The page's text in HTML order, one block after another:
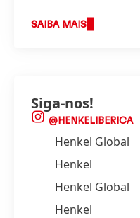
um modelo
SAIBA MAIS
Siga-nos!
@HENKELIBERICA
Henkel Global
Henkel
Henkel Global
Henkel